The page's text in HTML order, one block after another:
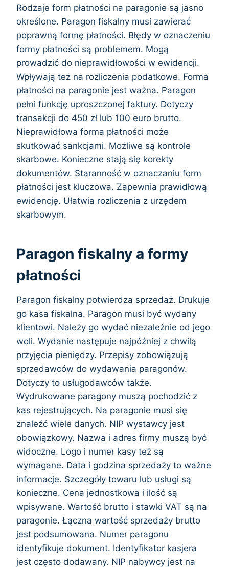
Rodzaje form płatności na paragonie są jasno
określone. Paragon fiskalny musi zawierać
poprawną formę płatności. Błędy w oznaczeniu
formy płatności są problemem. Mogą
prowadzić do nieprawidłowości w ewidencji.
Wpływają też na rozliczenia podatkowe. Forma
płatności na paragonie jest ważna. Paragon
pełni funkcję uproszczonej faktury. Dotyczy
transakcji do 450 zł lub 100 euro brutto.
Nieprawidłowa forma płatności może
skutkować sankcjami. Możliwe są kontrole
skarbowe. Konieczne stają się korekty
dokumentów. Staranność w oznaczaniu form
płatności jest kluczowa. Zapewnia prawidłową
ewidencję. Ułatwia rozliczenia z urzędem
skarbowym.
Paragon fiskalny a formy
płatności
Paragon fiskalny potwierdza sprzedaż. Drukuje
go kasa fiskalna. Paragon musi być wydany
klientowi. Należy go wydać niezależnie od jego
woli. Wydanie następuje najpóźniej z chwilą
przyjęcia pieniędzy. Przepisy zobowiązują
sprzedawców do wydawania paragonów.
Dotyczy to usługodawców także.
Wydrukowane paragony muszą pochodzić z
kas rejestrujących. Na paragonie musi się
znaleźć wiele danych. NIP wystawcy jest
obowiązkowy. Nazwa i adres firmy muszą być
widoczne. Logo i numer kasy też są
wymagane. Data i godzina sprzedaży to ważne
informacje. Szczegóły towaru lub usługi są
konieczne. Cena jednostkowa i ilość są
wpisywane. Wartość brutto i stawki VAT są na
paragonie. Łączna wartość sprzedaży brutto
jest podsumowana. Numer paragonu
identyfikuje dokument. Identyfikator kasjera
jest często dodawany. NIP nabywcy jest na